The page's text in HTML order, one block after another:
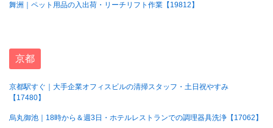
舞洲｜ペット用品の入出荷・リーチリフト作業【19812】
京都
京都駅すぐ｜大手企業オフィスビルの清掃スタッフ・土日祝やすみ
【17480】
烏丸御池｜18時から＆週3日・ホテルレストランでの調理器具洗浄【17062】